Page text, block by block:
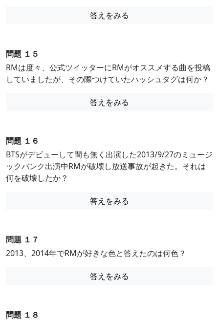
答えをみる
問題 １５
RMは度々、公式ツイッターにRMがオススメする曲を投稿
していましたが、その際つけていたハッシュタグは何か？
答えをみる
問題 １６
BTSがデビューして間も無く出演した2013/9/27のミュージ
ックバンク出演中RMが破壊し放送事故が起きた。それは
何を破壊したか？
答えをみる
問題 １７
2013、2014年でRMが好きな色と答えたのは何色？
答えをみる
問題 １８